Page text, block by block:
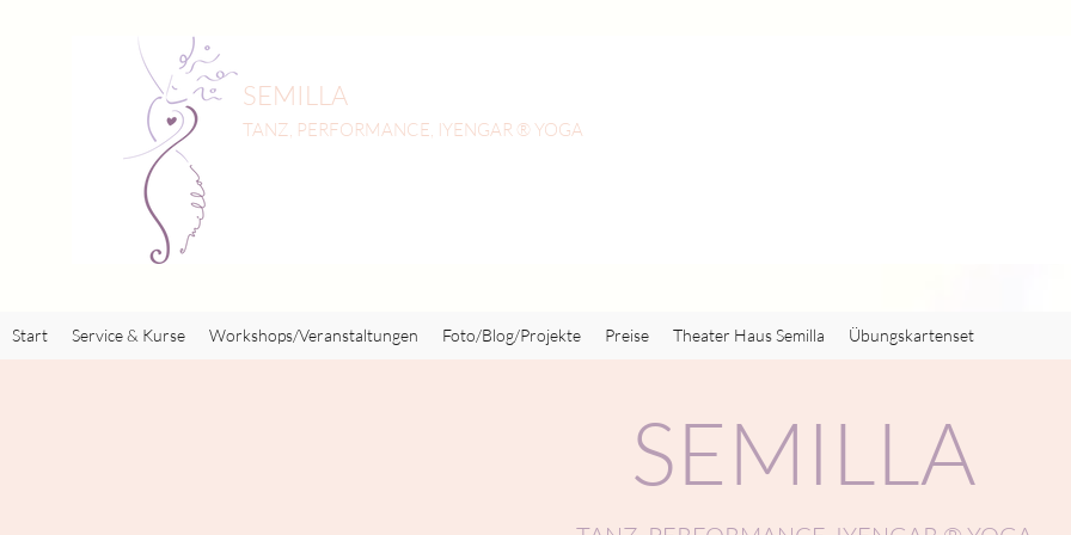
SEMILLA
TANZ, PERFORMANCE, IYENGAR ® YOGA
Start Service & Kurse Workshops/Veranstaltungen Foto/Blog/Projekte Preise Theater Haus Semilla Übungskartenset
SEMILLA